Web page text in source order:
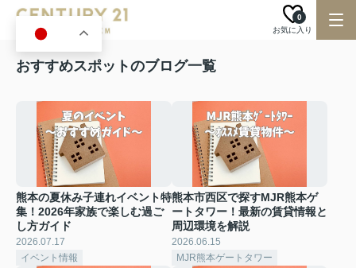
お気に入り
0
おすすめスポットのブログ一覧
熊本の夏休み子連れイベント特
集！2026年家族で楽しむ過ご
し方ガイド
2026.07.17
イベント情報
熊本市西区で探すMJR熊本ゲ
ートタワー！最新の賃貸情報と
周辺環境を解説
2026.06.15
MJR熊本ゲートタワー